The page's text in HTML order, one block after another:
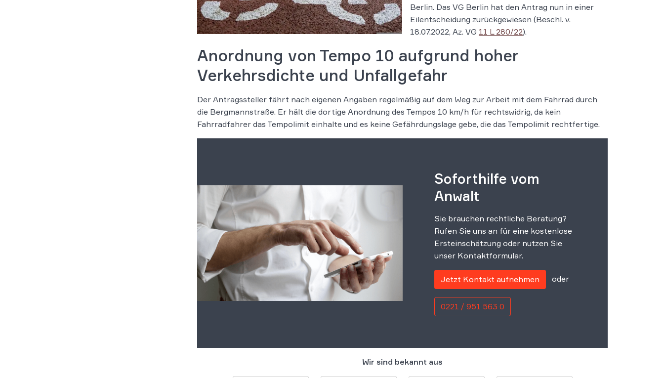
Berlin. Das VG Berlin hat den Antrag nun in einer
Eilentscheidung zurückgewiesen (Beschl. v.
18.07.2022, Az. VG 11 L 280/22).
Anordnung von Tempo 10 aufgrund hoher
Verkehrsdichte und Unfallgefahr
Der Antragssteller fährt nach eigenen Angaben regelmäßig auf dem Weg zur Arbeit mit dem Fahrrad durch
die Bergmannstraße. Er hält die dortige Anordnung des Tempos 10 km/h für rechtswidrig, da kein
Fahrradfahrer das Tempolimit einhalte und es keine Gefährdungslage gebe, die das Tempolimit rechtfertige.
Soforthilfe vom
Anwalt
Sie brauchen rechtliche Beratung?
Rufen Sie uns an für eine kostenlose
Ersteinschätzung oder nutzen Sie
unser Kontaktformular.
Jetzt Kontakt aufnehmen oder
0221 / 951 563 0
Wir sind bekannt aus